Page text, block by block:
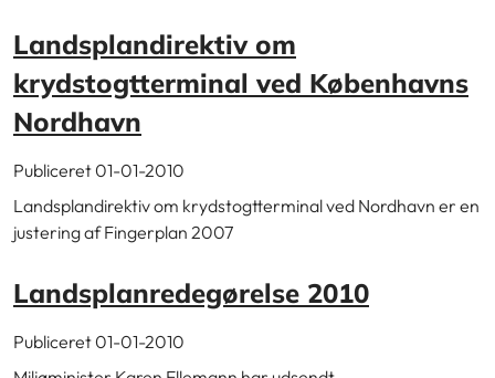
Landsplandirektiv om
krydstogtterminal ved Københavns
Nordhavn
Publiceret 01-01-2010
Landsplandirektiv om krydstogtterminal ved Nordhavn er en
justering af Fingerplan 2007
Landsplanredegørelse 2010
Publiceret 01-01-2010